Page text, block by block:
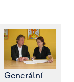
Generální